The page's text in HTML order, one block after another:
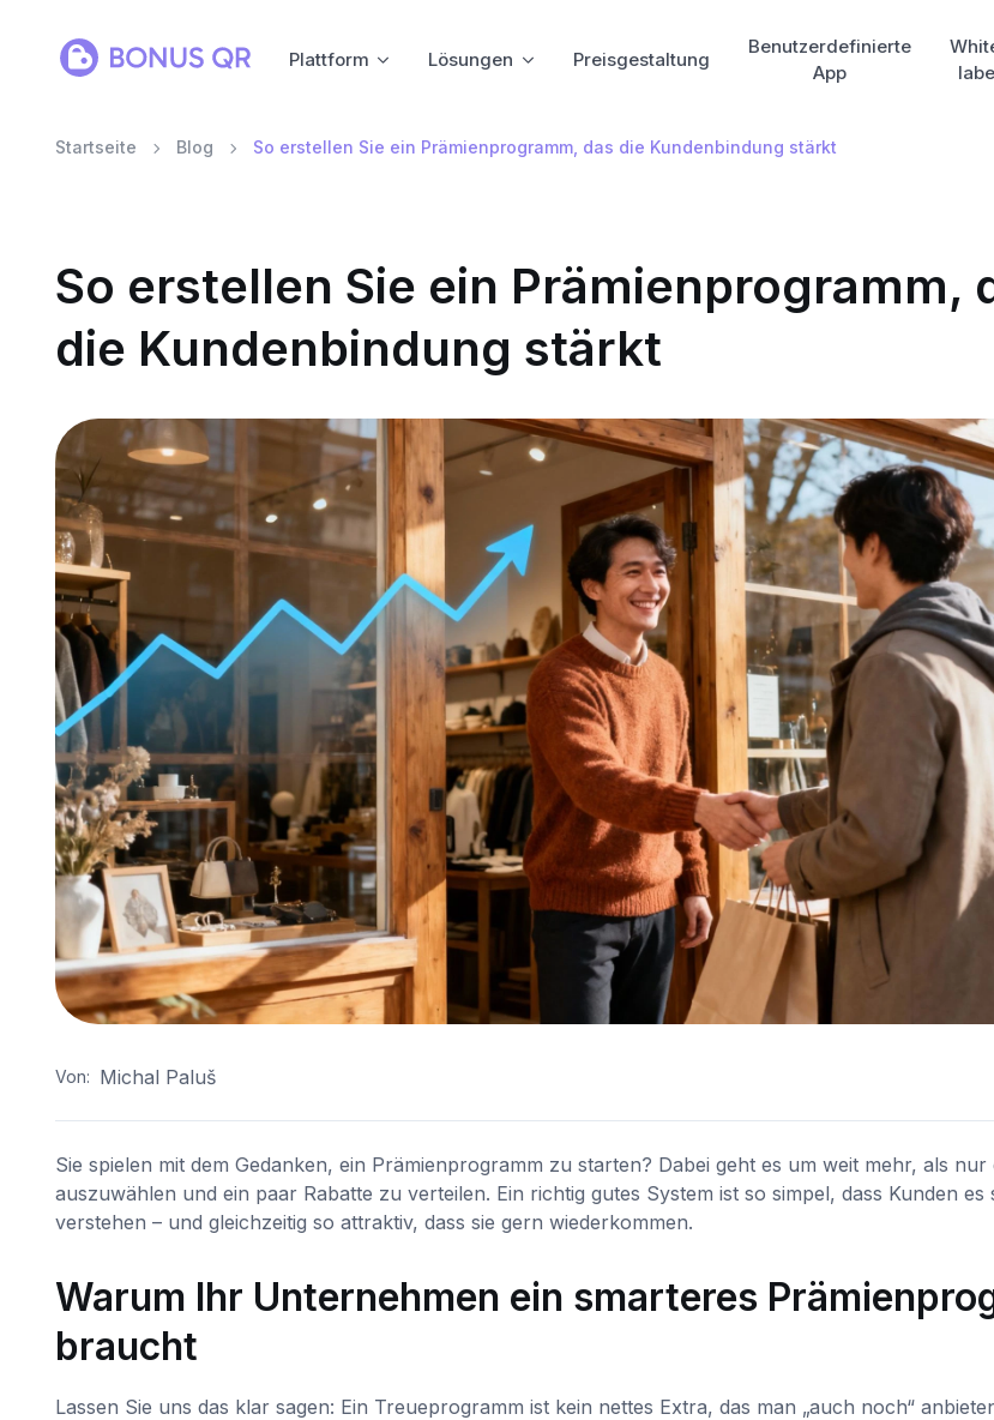
Plattform Lösungen Preisgestaltung
Benutzerdefinierte
App
Startseite Blog So erstellen Sie ein Prämienprogramm, das die Kundenbindung stärkt
So erstellen Sie ein Prämienprogramm,
die Kundenbindung stärkt
Von: Michal Paluš
Sie spielen mit dem Gedanken, ein Prämienprogramm zu starten? Dabei geht es um weit mehr, als nur
auszuwählen und ein paar Rabatte zu verteilen. Ein richtig gutes System ist so simpel, dass Kunden es
verstehen – und gleichzeitig so attraktiv, dass sie gern wiederkommen.
Warum Ihr Unternehmen ein smarteres
braucht
Lassen Sie uns das klar sagen: Ein Treueprogramm ist kein nettes Extra, das man „auch noch“